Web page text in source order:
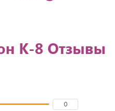
К-8 Отзывы
0